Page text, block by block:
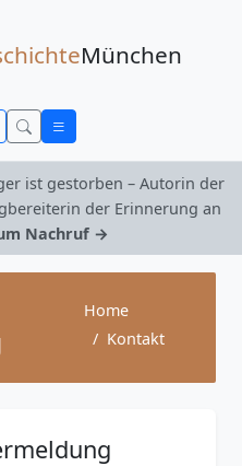
München
ist gestorben – Autorin der
der Erinnerung an
Nachruf →
Home
Kontakt